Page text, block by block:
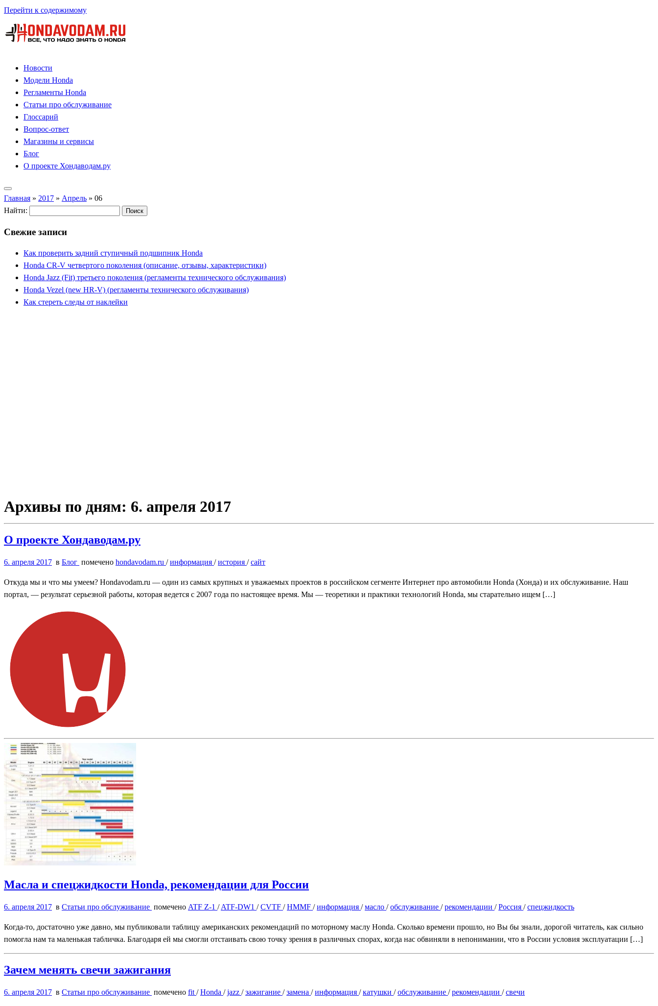
Перейти к содержимому
Новости
Модели Honda
Регламенты Honda
Статьи про обслуживание
Глоссарий
Вопрос-ответ
Магазины и сервисы
Блог
О проекте Хондаводам.ру
Главная » 2017 » Апрель » 06
Найти:
Свежие записи
Как проверить задний ступичный подшипник Honda
Honda CR-V четвертого поколения (описание, отзывы, характеристики)
Honda Jazz (Fit) третьего поколения (регламенты технического обслуживания)
Honda Vezel (new HR-V) (регламенты технического обслуживания)
Как стереть следы от наклейки
Архивы по дням: 6. апреля 2017
О проекте Хондаводам.ру
6. апреля 2017 в Блог помечено hondavodam.ru /информация /история /сайт
Откуда мы и что мы умеем? Hondavodam.ru — один из самых крупных и уважаемых проектов в российском сегменте Интернет про автомобили Honda (Хонда) и их обслуживание. Наш
портал, — результат серьезной работы, которая ведется с 2007 года по настоящее время. Мы — теоретики и практики технологий Honda, мы старательно ищем […]
Масла и спецжидкости Honda, рекомендации для России
6. апреля 2017 в Статьи про обслуживание помечено ATF Z-1 /ATF-DW1 /CVTF /HMMF /информация /масло /обслуживание /рекомендации /Россия /спецжидкость
Когда-то, достаточно уже давно, мы публиковали таблицу американских рекомендаций по моторному маслу Honda. Сколько времени прошло, но Вы бы знали, дорогой читатель, как сильно
помогла нам та маленькая табличка. Благодаря ей мы смогли отстаивать свою точку зрения в различных спорах, когда нас обвиняли в непонимании, что в России условия эксплуатации […]
Зачем менять свечи зажигания
6. апреля 2017 в Статьи про обслуживание помечено fit /Honda /jazz /зажигание /замена /информация /катушки /обслуживание /рекомендации /свечи